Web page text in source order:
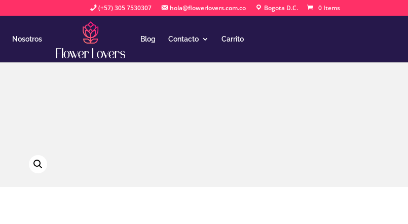
(+57) 305 7530307 hola@flowerlovers.com.co Bogota D.C. 0 Items
Nosotros Blog Contacto Carrito